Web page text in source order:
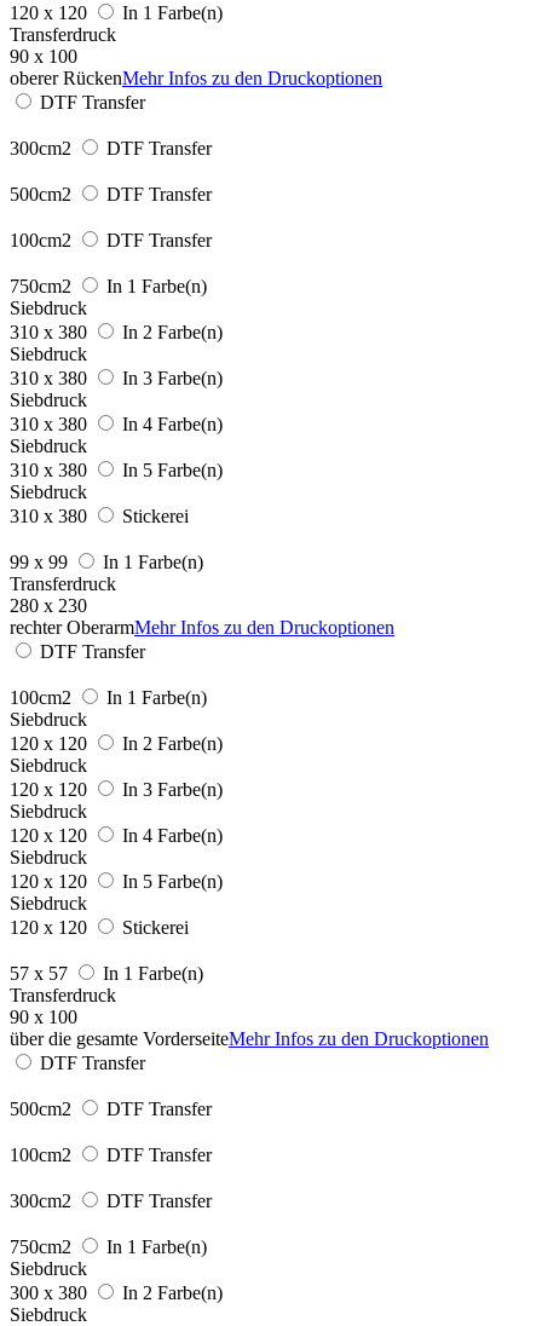
120 x 120
In 1 Farbe(n)
Transferdruck
90 x 100
oberer RückenMehr Infos zu den Druckoptionen
DTF Transfer
300cm2 DTF Transfer
500cm2 DTF Transfer
100cm2 DTF Transfer
750cm2
In 1 Farbe(n)
Siebdruck
310 x 380
In 2 Farbe(n)
Siebdruck
310 x 380
In 3 Farbe(n)
Siebdruck
310 x 380
In 4 Farbe(n)
Siebdruck
310 x 380
In 5 Farbe(n)
Siebdruck
310 x 380
Stickerei
99 x 99
In 1 Farbe(n)
Transferdruck
280 x 230
rechter OberarmMehr Infos zu den Druckoptionen
DTF Transfer
100cm2
In 1 Farbe(n)
Siebdruck
120 x 120
In 2 Farbe(n)
Siebdruck
120 x 120
In 3 Farbe(n)
Siebdruck
120 x 120
In 4 Farbe(n)
Siebdruck
120 x 120
In 5 Farbe(n)
Siebdruck
120 x 120
Stickerei
57 x 57
In 1 Farbe(n)
Transferdruck
90 x 100
über die gesamte VorderseiteMehr Infos zu den Druckoptionen
DTF Transfer
500cm2 DTF Transfer
100cm2 DTF Transfer
300cm2 DTF Transfer
750cm2
In 1 Farbe(n)
Siebdruck
300 x 380
In 2 Farbe(n)
Siebdruck